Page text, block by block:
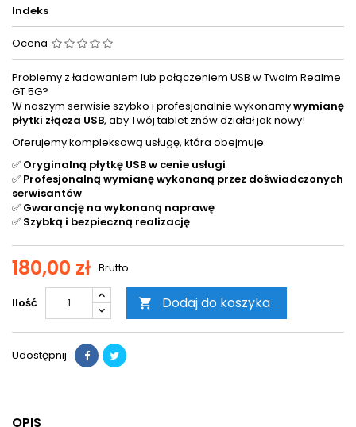
Indeks
Ocena
Problemy z ładowaniem lub połączeniem USB w Twoim Realme
GT 5G?
W naszym serwisie szybko i profesjonalnie wykonamywymianę
płytki złącza USB, aby Twój tablet znów działał jak nowy!
Oferujemy kompleksową usługę, która obejmuje:
✅ Oryginalną płytkę USB w cenie usługi
✅ Profesjonalną wymianę wykonaną przez doświadczonych
serwisantów
✅ Gwarancję na wykonaną naprawę
✅ Szybką i bezpieczną realizację
180,00 zł Brutto
Ilość  Dodaj do koszyka
Udostępnij
OPIS